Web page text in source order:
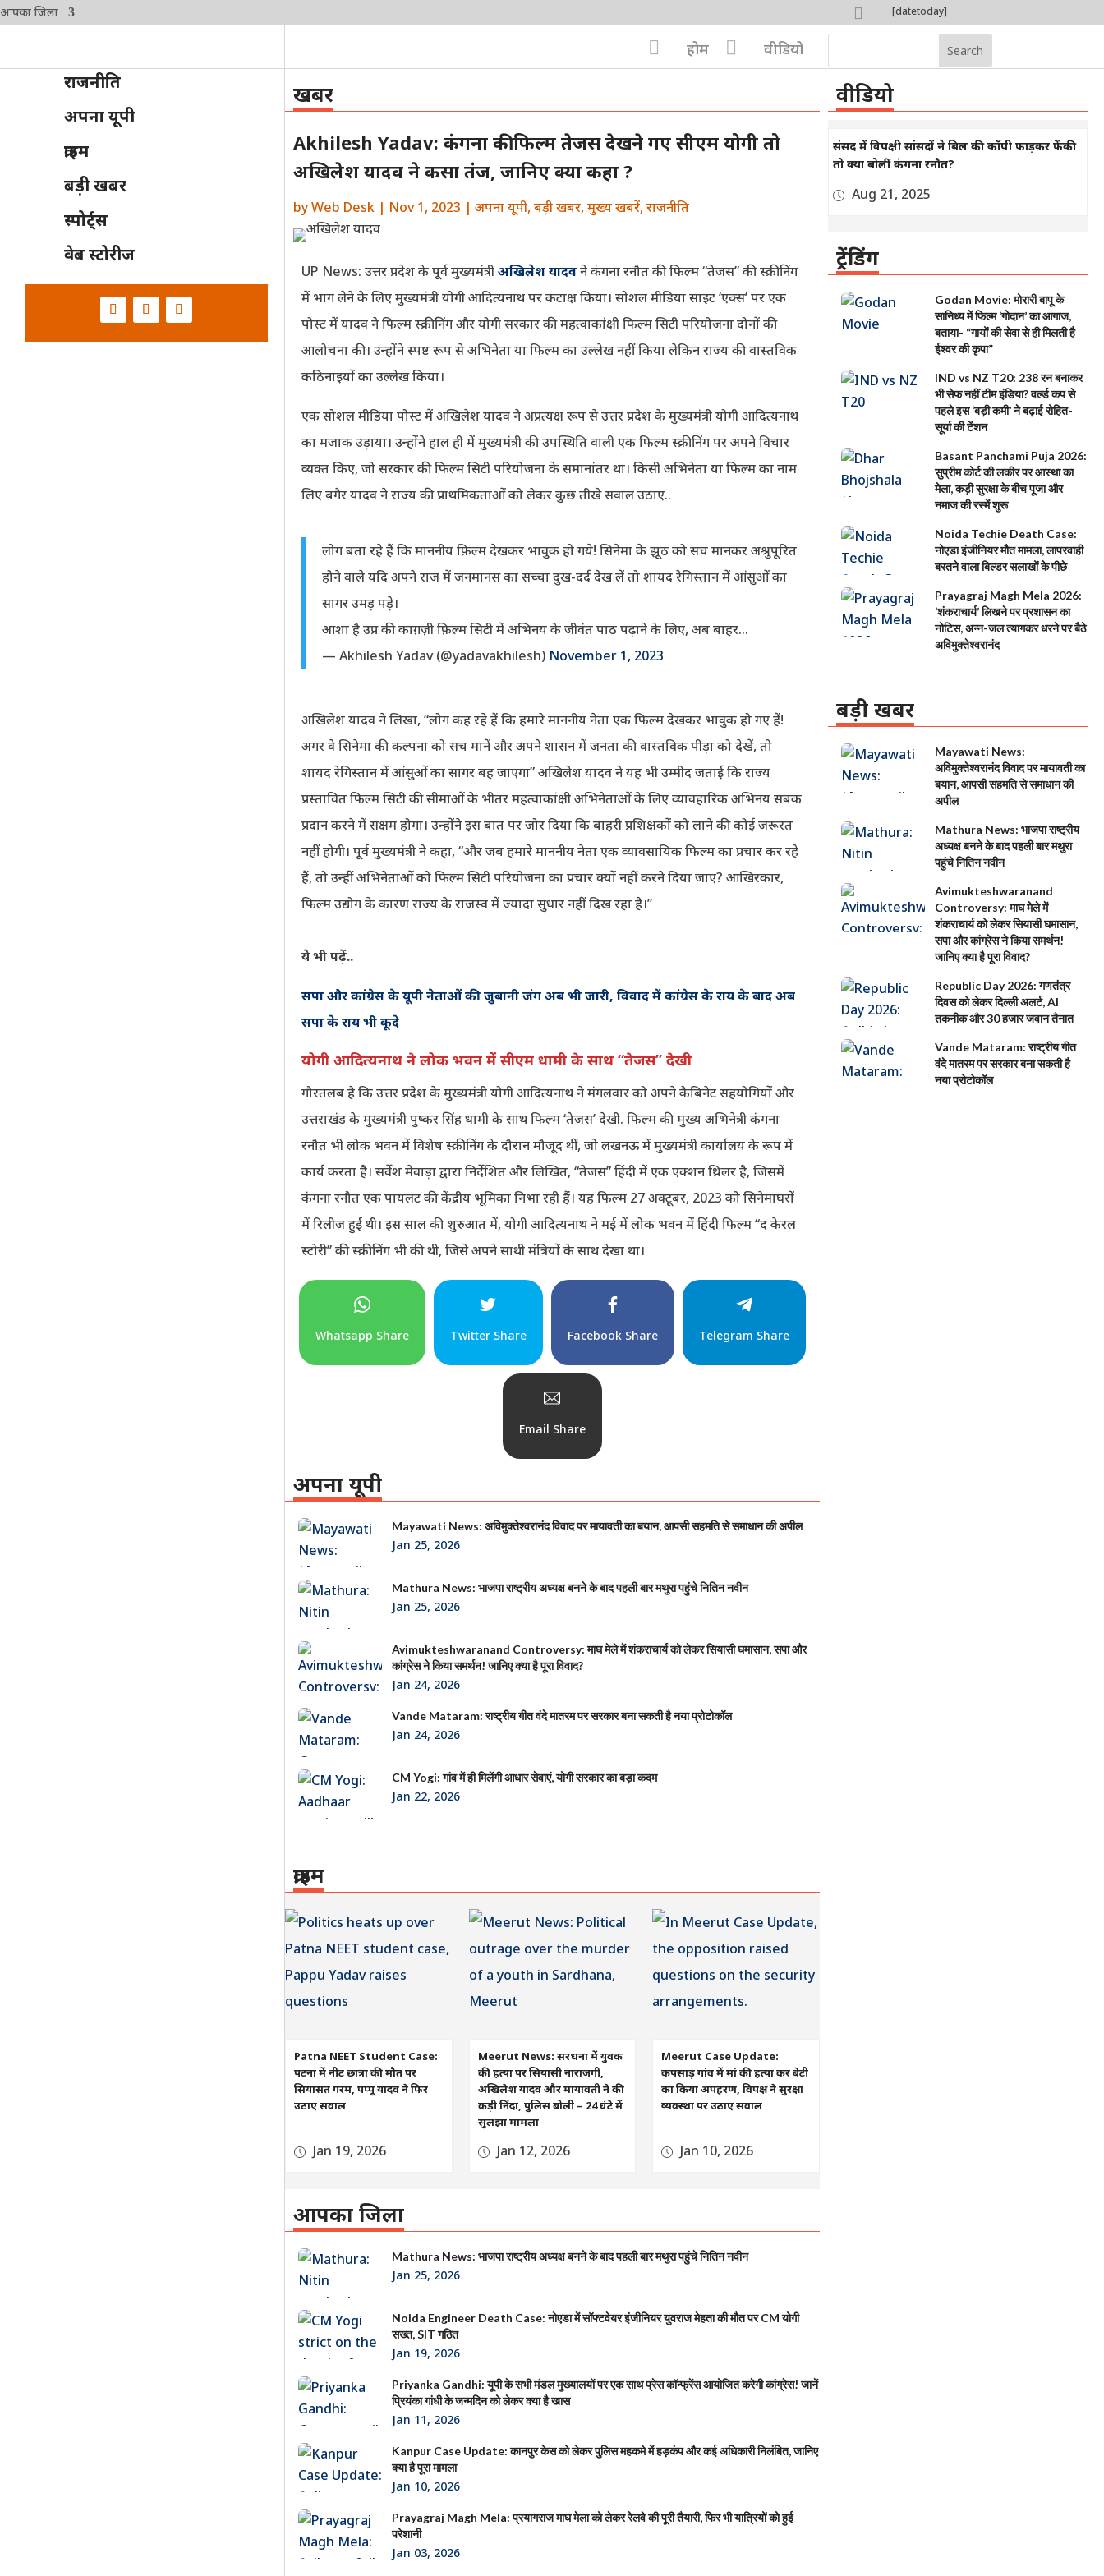
आपका जिला  [datetoday]
 वीडियो
 होम
राजनीति
अपना यूपी
क्राइम
बड़ी खबर
स्पोर्ट्स
वेब स्टोरीज
खबर
Akhilesh Yadav: कंगना की फिल्म तेजस देखने गए सीएम योगी तो
अखिलेश यादव ने कसा तंज, जानिए क्या कहा ?
byWeb Desk | Nov 1, 2023 |अपना यूपी,बड़ी खबर,मुख्य खबरें,राजनीति
UP News: उत्तर प्रदेश के पूर्व मुख्यमंत्रीअखिलेश यादवने कंगना रनौत की फिल्म “तेजस” की स्क्रीनिंग
में भाग लेने के लिए मुख्यमंत्री योगी आदित्यनाथ पर कटाक्ष किया। सोशल मीडिया साइट ‘एक्स’ पर एक
पोस्ट में यादव ने फिल्म स्क्रीनिंग और योगी सरकार की महत्वाकांक्षी फिल्म सिटी परियोजना दोनों की
आलोचना की। उन्होंने स्पष्ट रूप से अभिनेता या फिल्म का उल्लेख नहीं किया लेकिन राज्य की वास्तविक
कठिनाइयों का उल्लेख किया।
एक सोशल मीडिया पोस्ट में अखिलेश यादव ने अप्रत्यक्ष रूप से उत्तर प्रदेश के मुख्यमंत्री योगी आदित्यनाथ
का मजाक उड़ाया। उन्होंने हाल ही में मुख्यमंत्री की उपस्थिति वाली एक फिल्म स्क्रीनिंग पर अपने विचार
व्यक्त किए, जो सरकार की फिल्म सिटी परियोजना के समानांतर था। किसी अभिनेता या फिल्म का नाम
लिए बगैर यादव ने राज्य की प्राथमिकताओं को लेकर कुछ तीखे सवाल उठाए..
लोग बता रहे हैं कि माननीय फ़िल्म देखकर भावुक हो गये! सिनेमा के झूठ को सच मानकर अश्रुपूरित
होने वाले यदि अपने राज में जनमानस का सच्चा दुख-दर्द देख लें तो शायद रेगिस्तान में आंसुओं का
सागर उमड़ पड़े।
आशा है उप्र की काग़ज़ी फ़िल्म सिटी में अभिनय के जीवंत पाठ पढ़ाने के लिए, अब बाहर…
— Akhilesh Yadav (@yadavakhilesh) November 1, 2023
अखिलेश यादव ने लिखा, “लोग कह रहे हैं कि हमारे माननीय नेता एक फिल्म देखकर भावुक हो गए हैं!
अगर वे सिनेमा की कल्पना को सच मानें और अपने शासन में जनता की वास्तविक पीड़ा को देखें, तो
शायद रेगिस्तान में आंसुओं का सागर बह जाएगा” अखिलेश यादव ने यह भी उम्मीद जताई कि राज्य
प्रस्तावित फिल्म सिटी की सीमाओं के भीतर महत्वाकांक्षी अभिनेताओं के लिए व्यावहारिक अभिनय सबक
प्रदान करने में सक्षम होगा। उन्होंने इस बात पर जोर दिया कि बाहरी प्रशिक्षकों को लाने की कोई जरूरत
नहीं होगी। पूर्व मुख्यमंत्री ने कहा, “और जब हमारे माननीय नेता एक व्यावसायिक फिल्म का प्रचार कर रहे
हैं, तो उन्हीं अभिनेताओं को फिल्म सिटी परियोजना का प्रचार क्यों नहीं करने दिया जाए? आखिरकार,
फिल्म उद्योग के कारण राज्य के राजस्व में ज्यादा सुधार नहीं दिख रहा है।”
ये भी पढ़ें..
सपा और कांग्रेस के यूपी नेताओं की जुबानी जंग अब भी जारी, विवाद में कांग्रेस के राय के बाद अब
सपा के राय भी कूदे
योगी आदित्यनाथ ने लोक भवन में सीएम धामी के साथ “तेजस” देखी
गौरतलब है कि उत्तर प्रदेश के मुख्यमंत्री योगी आदित्यनाथ ने मंगलवार को अपने कैबिनेट सहयोगियों और
उत्तराखंड के मुख्यमंत्री पुष्कर सिंह धामी के साथ फिल्म ‘तेजस’ देखी. फिल्म की मुख्य अभिनेत्री कंगना
रनौत भी लोक भवन में विशेष स्क्रीनिंग के दौरान मौजूद थीं, जो लखनऊ में मुख्यमंत्री कार्यालय के रूप में
कार्य करता है। सर्वेश मेवाड़ा द्वारा निर्देशित और लिखित, “तेजस” हिंदी में एक एक्शन थ्रिलर है, जिसमें
कंगना रनौत एक पायलट की केंद्रीय भूमिका निभा रही हैं। यह फिल्म 27 अक्टूबर, 2023 को सिनेमाघरों
में रिलीज हुई थी। इस साल की शुरुआत में, योगी आदित्यनाथ ने मई में लोक भवन में हिंदी फिल्म “द केरल
स्टोरी” की स्क्रीनिंग भी की थी, जिसे अपने साथी मंत्रियों के साथ देखा था।
Whatsapp Share Twitter Share Facebook Share Telegram Share
Email Share
अपना यूपी
Mayawati News: अविमुक्तेश्वरानंद विवाद पर मायावती का बयान, आपसी सहमति से समाधान की अपील
Jan 25, 2026
Mathura News: भाजपा राष्ट्रीय अध्यक्ष बनने के बाद पहली बार मथुरा पहुंचे नितिन नवीन
Jan 25, 2026
Avimukteshwaranand Controversy: माघ मेले में शंकराचार्य को लेकर सियासी घमासान, सपा और
कांग्रेस ने किया समर्थन! जानिए क्या है पूरा विवाद?
Jan 24, 2026
Vande Mataram: राष्ट्रीय गीत वंदे मातरम पर सरकार बना सकती है नया प्रोटोकॉल
Jan 24, 2026
CM Yogi: गांव में ही मिलेंगी आधार सेवाएं, योगी सरकार का बड़ा कदम
Jan 22, 2026
क्राइम
Patna NEET Student Case:
पटना में नीट छात्रा की मौत पर
सियासत गरम, पप्पू यादव ने फिर
उठाए सवाल
Jan 19, 2026
Meerut News: सरधना में युवक
की हत्या पर सियासी नाराजगी,
अखिलेश यादव और मायावती ने की
कड़ी निंदा, पुलिस बोली – 24 घंटे में
सुलझा मामला
Jan 12, 2026
Meerut Case Update:
कपसाड़ गांव में मां की हत्या कर बेटी
का किया अपहरण, विपक्ष ने सुरक्षा
व्यवस्था पर उठाए सवाल
Jan 10, 2026
आपका जिला
Mathura News: भाजपा राष्ट्रीय अध्यक्ष बनने के बाद पहली बार मथुरा पहुंचे नितिन नवीन
Jan 25, 2026
Noida Engineer Death Case: नोएडा में सॉफ्टवेयर इंजीनियर युवराज मेहता की मौत पर CM योगी
सख्त, SIT गठित
Jan 19, 2026
Priyanka Gandhi: यूपी के सभी मंडल मुख्यालयों पर एक साथ प्रेस कॉन्फ्रेंस आयोजित करेगी कांग्रेस! जानें
प्रियंका गांधी के जन्मदिन को लेकर क्या है खास
Jan 11, 2026
Kanpur Case Update: कानपुर केस को लेकर पुलिस महकमे में हड़कंप और कई अधिकारी निलंबित, जानिए
क्या है पूरा मामला
Jan 10, 2026
Prayagraj Magh Mela: प्रयागराज माघ मेला को लेकर रेलवे की पूरी तैयारी, फिर भी यात्रियों को हुई
परेशानी
Jan 03, 2026
वीडियो
संसद में विपक्षी सांसदों ने बिल की कॉपी फाड़कर फेंकी
तो क्या बोलीं कंगना रनौत?
Aug 21, 2025
ट्रेंडिंग
Godan Movie: मोरारी बापू के
सानिध्य में फिल्म ‘गोदान’ का आगाज,
बताया- “गायों की सेवा से ही मिलती है
ईश्वर की कृपा”
IND vs NZ T20: 238 रन बनाकर
भी सेफ नहीं टीम इंडिया? वर्ल्ड कप से
पहले इस ‘बड़ी कमी’ ने बढ़ाई रोहित-
सूर्या की टेंशन
Basant Panchami Puja 2026:
सुप्रीम कोर्ट की लकीर पर आस्था का
मेला, कड़ी सुरक्षा के बीच पूजा और
नमाज की रस्में शुरू
Noida Techie Death Case:
नोएडा इंजीनियर मौत मामला, लापरवाही
बरतने वाला बिल्डर सलाखों के पीछे
Prayagraj Magh Mela 2026:
‘शंकराचार्य’ लिखने पर प्रशासन का
नोटिस, अन्न-जल त्यागकर धरने पर बैठे
अविमुक्तेश्वरानंद
बड़ी खबर
Mayawati News:
अविमुक्तेश्वरानंद विवाद पर मायावती का
बयान, आपसी सहमति से समाधान की
अपील
Mathura News: भाजपा राष्ट्रीय
अध्यक्ष बनने के बाद पहली बार मथुरा
पहुंचे नितिन नवीन
Avimukteshwaranand
Controversy: माघ मेले में
शंकराचार्य को लेकर सियासी घमासान,
सपा और कांग्रेस ने किया समर्थन!
जानिए क्या है पूरा विवाद?
Republic Day 2026: गणतंत्र
दिवस को लेकर दिल्ली अलर्ट, AI
तकनीक और 30 हजार जवान तैनात
Vande Mataram: राष्ट्रीय गीत
वंदे मातरम पर सरकार बना सकती है
नया प्रोटोकॉल